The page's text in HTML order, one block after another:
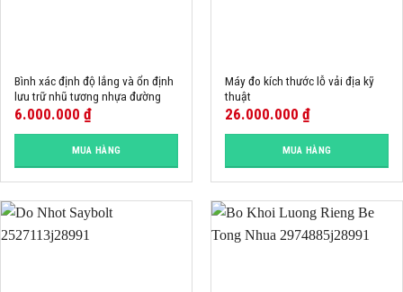
Bình xác định độ lắng và ổn định
lưu trữ nhũ tương nhựa đường
6.000.000 ₫
MUA HÀNG
Máy đo kích thước lỗ vải địa kỹ
thuật
26.000.000 ₫
MUA HÀNG